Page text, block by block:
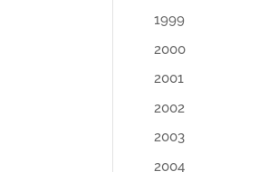
1999
2000
2001
2002
2003
2004